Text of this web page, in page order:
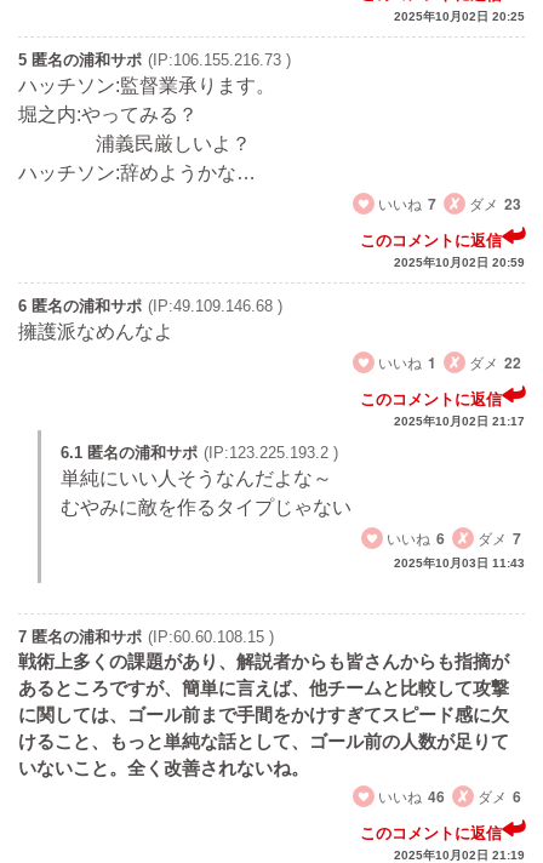
2025年10月02日 20:25
5 匿名の浦和サポ (IP:106.155.216.73 )
ハッチソン:監督業承ります。
堀之内:やってみる？
浦義民厳しいよ？
ハッチソン:辞めようかな…
いいね 7 ダメ 23
このコメントに返信
2025年10月02日 20:59
6 匿名の浦和サポ (IP:49.109.146.68 )
擁護派なめんなよ
いいね 1 ダメ 22
このコメントに返信
2025年10月02日 21:17
6.1 匿名の浦和サポ (IP:123.225.193.2 )
単純にいい人そうなんだよな～
むやみに敵を作るタイプじゃない
いいね 6 ダメ 7
2025年10月03日 11:43
7 匿名の浦和サポ (IP:60.60.108.15 )
戦術上多くの課題があり、解説者からも皆さんからも指摘が
あるところですが、簡単に言えば、他チームと比較して攻撃
に関しては、ゴール前まで手間をかけすぎてスピード感に欠
けること、もっと単純な話として、ゴール前の人数が足りて
いないこと。全く改善されないね。
いいね 46 ダメ 6
このコメントに返信
2025年10月02日 21:19